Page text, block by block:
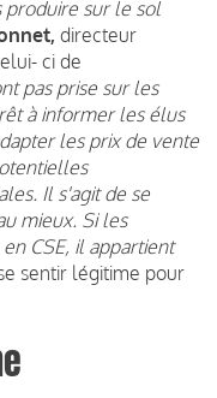
produire sur le sol
directeur
ci de
pas prise sur les
à informer les élus
les prix de vente
Il s'agit de se
mieux. Si les
CSE, il appartient
sentir légitime pour